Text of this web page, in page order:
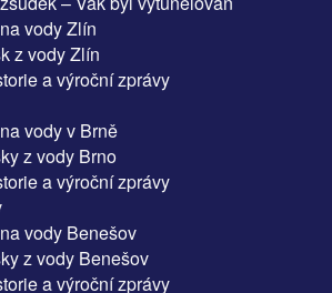
vody Zlín
z vody Zlín
a výroční zprávy
vody v Brně
z vody Brno
a výroční zprávy
vody Benešov
z vody Benešov
a výroční zprávy